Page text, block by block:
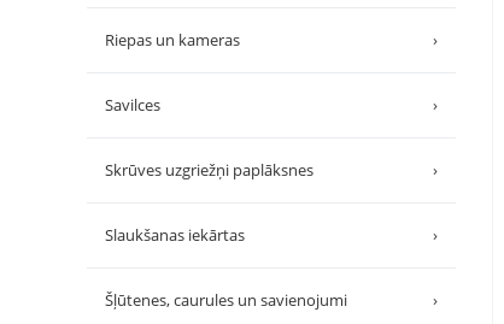
Riepas un kameras ›
Savilces ›
Skrūves uzgriežņi paplāksnes ›
Slaukšanas iekārtas ›
Šļūtenes, caurules un savienojumi ›